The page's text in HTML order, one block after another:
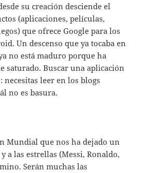
su creación desciende el
(aplicaciones, películas,
que ofrece Google para los
Un descenso que ya tocaba en
no está maduro porque ha
saturado. Buscar una aplicación
leer en los blogs
no es basura.
Mundial que nos ha dejado un
a las estrellas (Messi, Ronaldo,
Serán muchas las